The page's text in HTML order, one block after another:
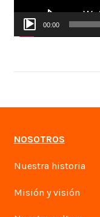
00:00
NOSOTROS
Nuestra historia
Misión y visión